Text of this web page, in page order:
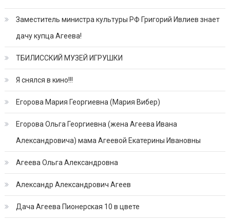
Заместитель министра культуры РФ Григорий Ивлиев знает
дачу купца Агеева!
ТБИЛИССКИЙ МУЗЕЙ ИГРУШКИ
Я снялся в кино!!!
Егорова Мария Георгиевна (Мария Вибер)
Егорова Ольга Георгиевна (жена Агеева Ивана
Александровича) мама Агеевой Екатерины Ивановны
Агеева Ольга Александровна
Александр Александрович Агеев
Дача Агеева Пионерская 10 в цвете